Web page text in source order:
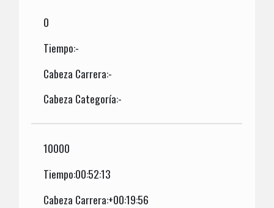
0
Tiempo:-
Cabeza Carrera:-
Cabeza Categoría:-
10000
Tiempo:00:52:13
Cabeza Carrera:+00:19:56